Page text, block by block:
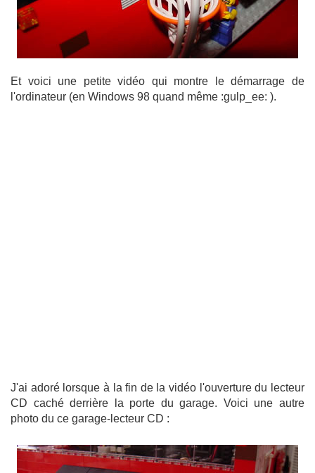
Et voici une petite vidéo qui montre le démarrage de
l'ordinateur (en Windows 98 quand même :gulp_ee: ).
J'ai adoré lorsque à la fin de la vidéo l'ouverture du lecteur
CD caché derrière la porte du garage. Voici une autre
photo du ce garage-lecteur CD :